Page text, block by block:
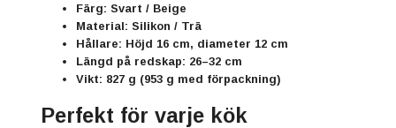
Färg: Svart / Beige
Material: Silikon / Trä
Hållare: Höjd 16 cm, diameter 12 cm
Längd på redskap: 26–32 cm
Vikt: 827 g (953 g med förpackning)
Perfekt för varje kök